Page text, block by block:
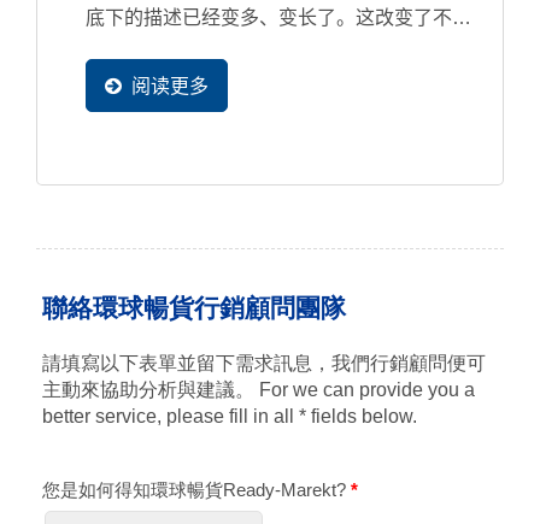
底下的描述已经变多、变长了。这改变了不少
容不足的网页将会失去更多潜在客户流量，因
此，如果网站内容的SEO...
阅读更多